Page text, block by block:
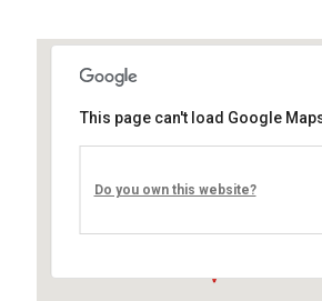
Művelődési ház
Fő út 8 - Nagyréde
This page can't load Google
Do you own this website?